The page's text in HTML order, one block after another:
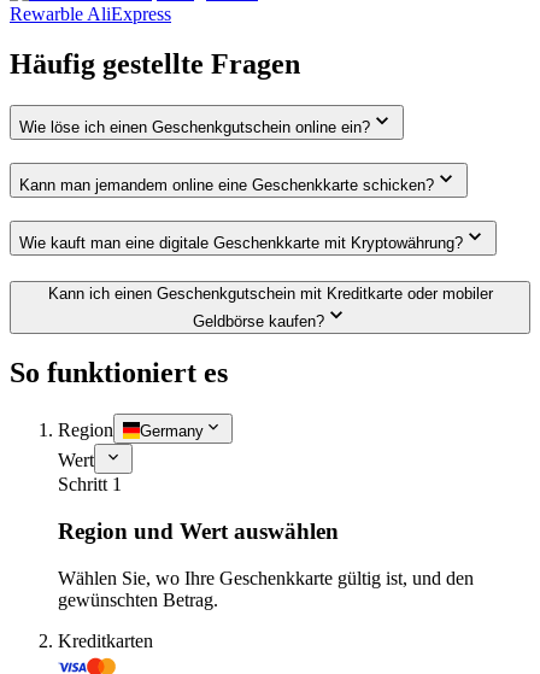
Rewarble AliExpress
Häufig gestellte Fragen
Wie löse ich einen Geschenkgutschein online ein?
Kann man jemandem online eine Geschenkkarte schicken?
Wie kauft man eine digitale Geschenkkarte mit Kryptowährung?
Kann ich einen Geschenkgutschein mit Kreditkarte oder mobiler
Geldbörse kaufen?
So funktioniert es
Region Germany
Wert
Schritt 1
Region und Wert auswählen
Wählen Sie, wo Ihre Geschenkkarte gültig ist, und den
gewünschten Betrag.
Kreditkarten